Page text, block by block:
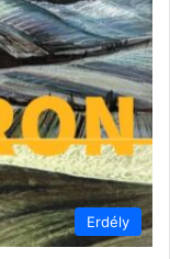
Erdély